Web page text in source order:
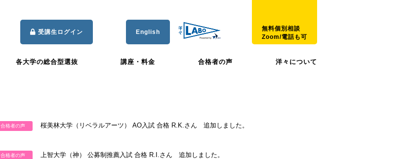
受講生ログイン English
無料個別相談
Zoom/電話も可
各大学の総合型選抜 講座・料金 合格者の声 洋々について
合格者の声 桜美林大学（リベラルアーツ） AO入試 合格 R.K.さん 追加しました。
合格者の声 上智大学（神） 公募制推薦入試 合格 R.I.さん 追加しました。